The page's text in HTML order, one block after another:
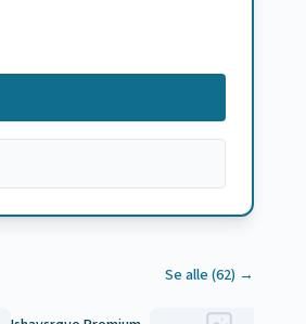
Se alle (62) →